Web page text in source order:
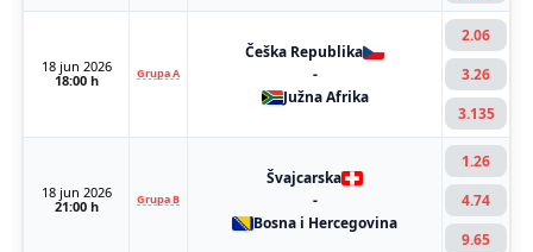
18 jun 2026
18:00 h
Grupa A
Češka Republika
-
Južna Afrika
2.06
3.26
3.135
18 jun 2026
21:00 h
Grupa B
Švajcarska
-
Bosna i Hercegovina
1.26
4.74
9.65